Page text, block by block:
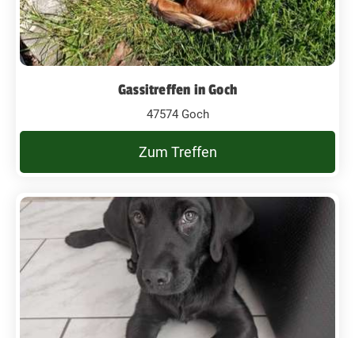
Gassitreffen in Goch
47574 Goch
Zum Treffen